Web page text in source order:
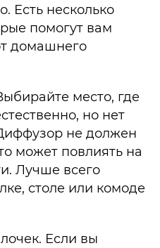
Есть несколько
помогут вам
домашнего
место, где
но нет
не должен
может повлиять на
Лучше всего
столе или комоде
Если вы